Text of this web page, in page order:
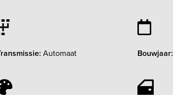
Automaat Bouwjaar: